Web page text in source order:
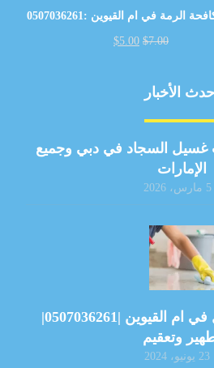
الرمة في ام القيوين :0507036261
$7.00
$5.00
أحدث الأخبار
غسيل السجاد في دبي وجميع
الإمارات
5 مارس، 2026
شركة تعقيم منازل في ام القيوين |0507036261|
وتعقيم
23 يونيو، 2024